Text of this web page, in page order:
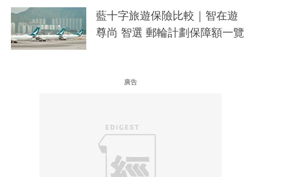
藍十字旅遊保險比較｜智在遊
尊尚 智選 郵輪計劃保障額一覽
廣告